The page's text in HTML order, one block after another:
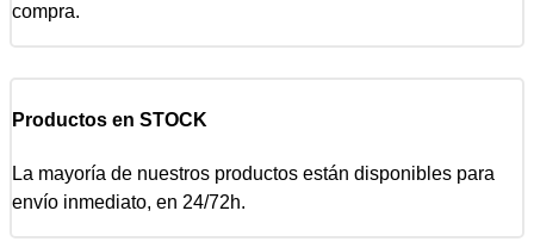
compra.
Productos en STOCK
La mayoría de nuestros productos están disponibles para
envío inmediato, en 24/72h.